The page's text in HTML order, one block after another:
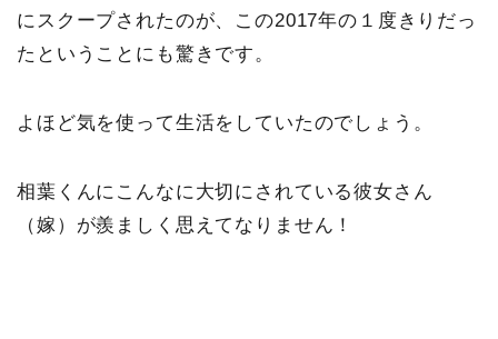
にスクープされたのが、この2017年の１度きりだっ
たということにも驚きです。
よほど気を使って生活をしていたのでしょう。
相葉くんにこんなに大切にされている彼女さん
（嫁）が羨ましく思えてなりません！